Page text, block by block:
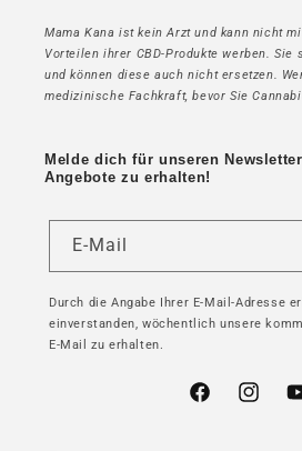
Mama Kana ist kein Arzt und kann nicht
Vorteilen ihrer CBD-Produkte werben. Sie
und können diese auch nicht ersetzen.
medizinische Fachkraft, bevor Sie
Melde dich für unseren
Angebote zu erhalten!
E-Mail
Durch die Angabe Ihrer E-Mail-Adresse
einverstanden, wöchentlich unsere
E-Mail zu erhalten.
Facebook